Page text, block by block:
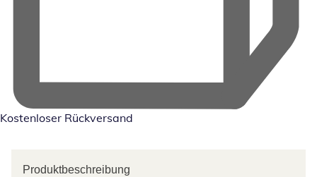
Kostenloser Rückversand
Produktbeschreibung